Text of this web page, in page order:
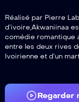
Réalisé par Pierre
d’ivoire,Akwaniinaa
comédie romantique
entre les deux rives
Ivoirienne et d’un
Regarder